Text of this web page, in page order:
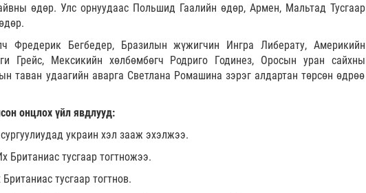
өдөр. Улс орнуудаас Польшид Гаалийн өдөр, Армен, Мальтад Тусгаар
Фредерик Бегбедер, Бразилын жүжигчин Ингра Либерату, Америкийн
Грейс, Мексикийн хөлбөмбөгч Родриго Годинез, Оросын уран сайхны
таван удаагийн аварга Светлана Ромашина зэрэг алдартан төрсөн өдрөө
онцлох үйл явдлууд:
украин хэл зааж эхэлжээ.
Британиас тусгаар тогтножээ.
тусгаар тогтнов.